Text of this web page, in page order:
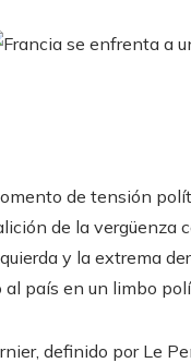
de tensión
de la vergüenza
y la extrema
al país en un limbo
definido por Le